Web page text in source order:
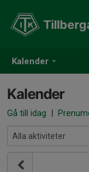
Kalender
Kalender
Gå till idag |